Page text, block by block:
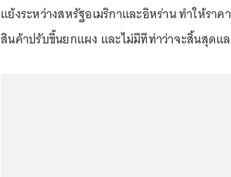
แย้งระหว่างสหรัฐอเมริกาและอิหร่าน ทำให้ร
สินค้าปรับขึ้นยกแผง และไม่มีทีท่าว่าจะสิ้นสุดแ